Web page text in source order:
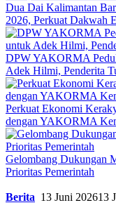
Dua Dai Kalimantan
2026, Perkuat Dakwah
DPW YAKORMA
Adek Hilmi, Penderita
Perkuat Ekonomi
dengan YAKORMA
Gelombang Dukungan
Prioritas Pemerintah
Berita 13 Juni 202613